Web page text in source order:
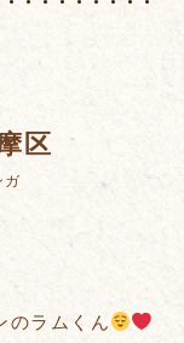
区
ガ
のラムくん